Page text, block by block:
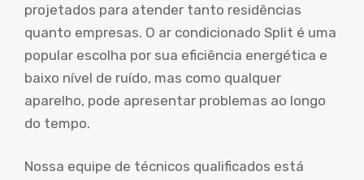
projetados para atender tanto residências
quanto empresas. O ar condicionado Split é uma
popular escolha por sua eficiência energética e
baixo nível de ruído, mas como qualquer
aparelho, pode apresentar problemas ao longo
do tempo.
Nossa equipe de técnicos qualificados está